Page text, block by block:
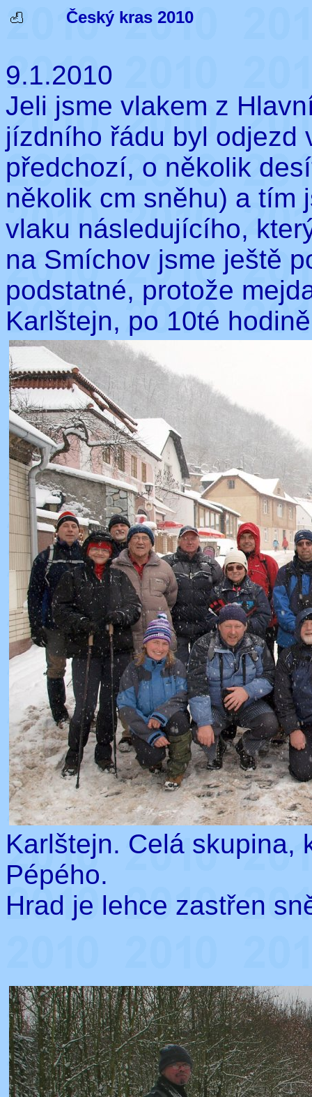
Český kras 2010
9.1.2010
Jeli jsme vlakem z
jízdního řádu byl odjezd
předchozí, o několik
několik cm sněhu) a tím
vlaku následujícího,
na Smíchov jsme ještě
podstatné, protože
Karlštejn, po 10té
Karlštejn. Celá skupina,
Pépého.
Hrad je lehce zastřen